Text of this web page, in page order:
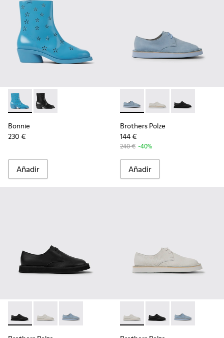
Bonnie - K400687-002 - Botas azules de piel para mujer
Bonnie - K400687-001
Bonnie
230 €
Añadir
Brothers Polze - K201340-
Brothers Polze -
Brothers
Brothers Polze
144 €
240 € -40%
Añadir
Brothers Polze - K201340-002 - Zapatos de piel negros para
Brothers Polze - K201340-003 - Zapatos de piel
Brothers Polze - K201340-001 - Zapatos de
Brothers Polze - K201340-
Brothers Polze -
Brothers